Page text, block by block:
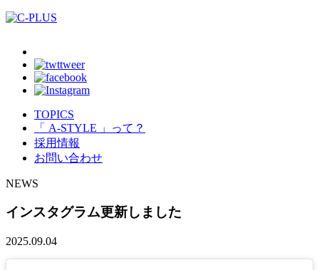
TOPICS
「 A-STYLE 」って？
採用情報
お問い合わせ
NEWS
インスタグラム更新しました
2025.09.04